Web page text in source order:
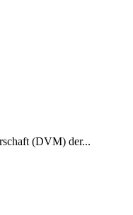
(DVM) der...